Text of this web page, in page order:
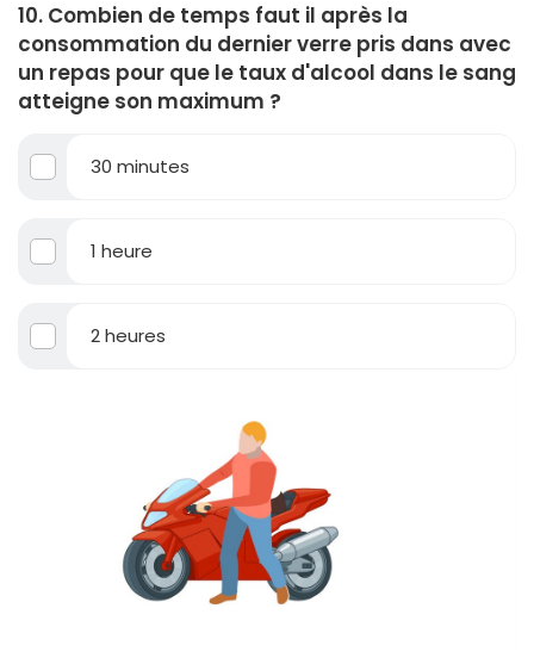
10. Combien de temps faut il après la
consommation du dernier verre pris dans avec
un repas pour que le taux d'alcool dans le sang
atteigne son maximum ?
30 minutes
1 heure
2 heures